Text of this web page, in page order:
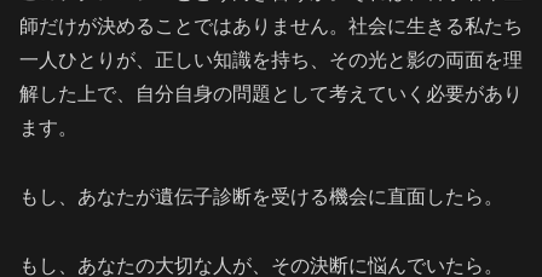
師だけが決めることではありません。社会に生きる私たち
一人ひとりが、正しい知識を持ち、その光と影の両面を理
解した上で、自分自身の問題として考えていく必要があり
ます。
もし、あなたが遺伝子診断を受ける機会に直面したら。
もし、あなたの大切な人が、その決断に悩んでいたら。